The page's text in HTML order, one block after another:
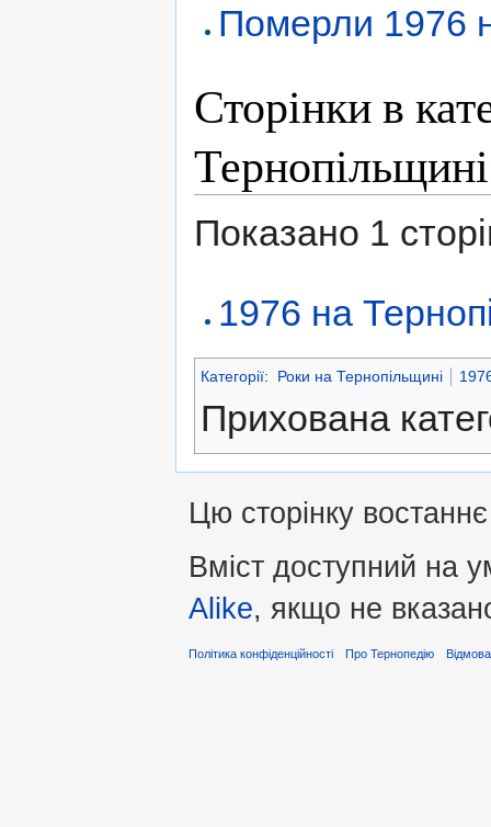
Померли 1976
Сторінки в
Показано 1
1976 на
Категорії: Роки на Тернопільщині
Прихована
Цю сторінку
Вміст доступний на
Alike, якщо не
Політика конфіденційності Про Тернопедію